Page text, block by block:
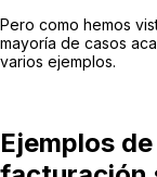
Pero como hemos
mayoría de casos
varios ejemplos.
Ejemplos